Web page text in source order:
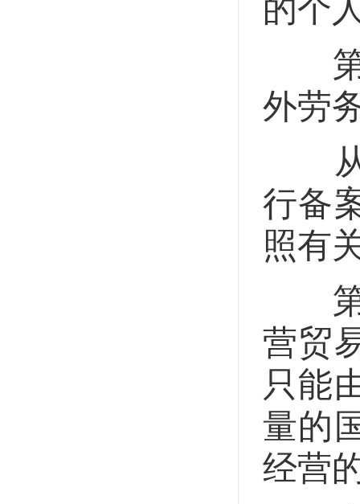
的个
第
外劳
从
行备
照有
第
营贸
只能
量的
经营